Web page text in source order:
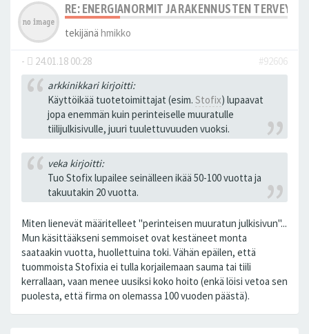
RE: ENERGIANORMIT JA RAKENNUSTEN TERVEYS
tekijänä hmikko
- 24.01.18 00:28
#92606
arkkinikkari kirjoitti:
Käyttöikää tuotetoimittajat (esim. Stofix) lupaavat
jopa enemmän kuin perinteiselle muuratulle
tiilijulkisivulle, juuri tuulettuvuuden vuoksi.
veka kirjoitti:
Tuo Stofix lupailee seinälleen ikää 50-100 vuotta ja
takuutakin 20 vuotta.
Miten lienevät määritelleet "perinteisen muuratun julkisivun"...
Mun käsittääkseni semmoiset ovat kestäneet monta
saataakin vuotta, huollettuina toki. Vähän epäilen, että
tuommoista Stofixia ei tulla korjailemaan sauma tai tiili
kerrallaan, vaan menee uusiksi koko hoito (enkä löisi vetoa sen
puolesta, että firma on olemassa 100 vuoden päästä).